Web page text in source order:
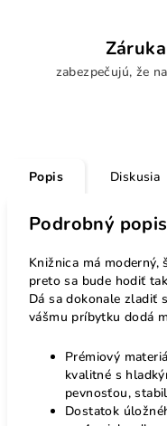
zabezpečujú, že
Popis Diskusia
Podrobný popis
Knižnica má
preto sa bude hodiť
Dá sa dokonale zladiť
vášmu príbytku dodá
Prémiový
kvalitné s
pevnosťou,
Dostatok